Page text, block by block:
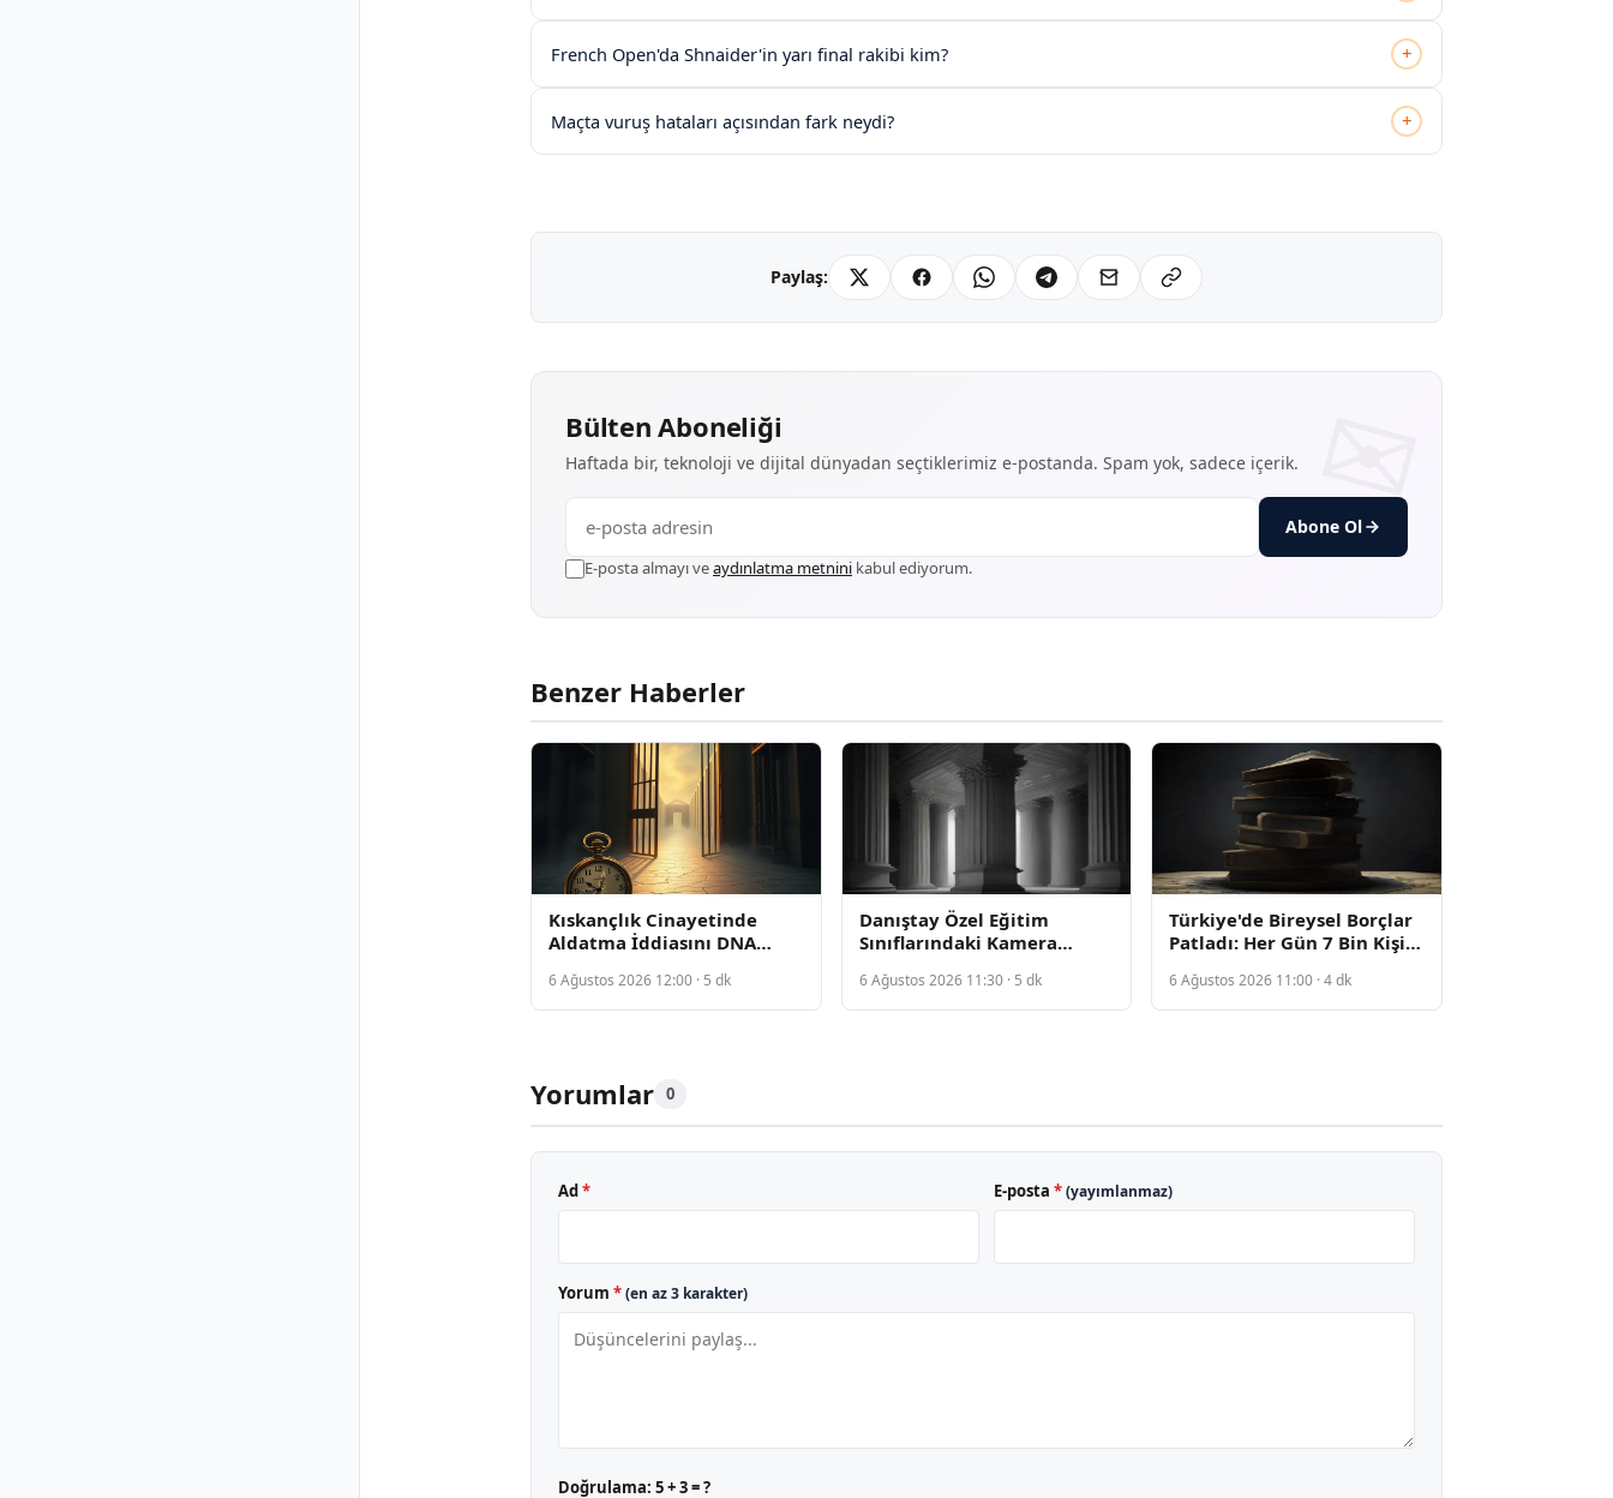
French Open'da Shnaider'in yarı final rakibi kim? +
Maçta vuruş hataları açısından fark neydi? +
Paylaş:
Bülten Aboneliği
Haftada bir, teknoloji ve dijital dünyadan seçtiklerimiz e-postanda. Spam yok, sadece içerik.
Abone Ol
E-posta almayı veaydınlatma metnini kabul ediyorum.
Benzer Haberler
Kıskançlık Cinayetinde
Aldatma İddiasını DNA
Müebbet Hapis Cezası Aldı
6 Ağustos 2026 12:00 · 5 dk
Danıştay Özel Eğitim
Sınıflarındaki Kamera
Uygulamayı Açıkladı
6 Ağustos 2026 11:30 · 5 dk
Türkiye'de Bireysel Borçlar
Patladı: Her Gün 7 Bin Kişi
6 Ağustos 2026 11:00 · 4 dk
Yorumlar 0
Ad * E-posta *(yayımlanmaz)
Yorum *(en az 3 karakter)
Doğrulama: 5 + 3 = ?